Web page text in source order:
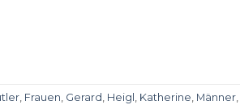
, Frauen, Gerard , Heigl , Katherine, Männer,